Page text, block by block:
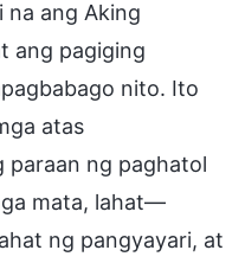
na ang Aking
ang pagiging
nito. Ito
atas
paraan ng paghatol
mata, lahat—
ng pangyayari, at